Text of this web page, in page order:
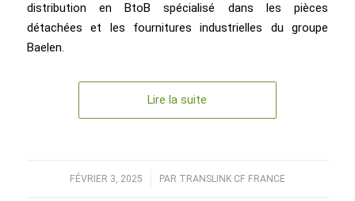
distribution en BtoB spécialisé dans les pièces
détachées et les fournitures industrielles du groupe
Baelen.
Lire la suite
FÉVRIER 3, 2025
/ PAR TRANSLINK CF FRANCE